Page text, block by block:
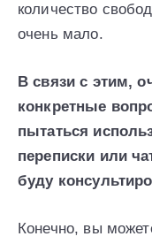
количество
очень мало.
В связи с этим,
конкретные
пытаться
переписки или
буду
Конечно, вы